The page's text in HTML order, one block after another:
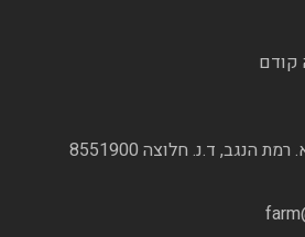
קודם
הנגב, ד.נ. חלוצה 8551900